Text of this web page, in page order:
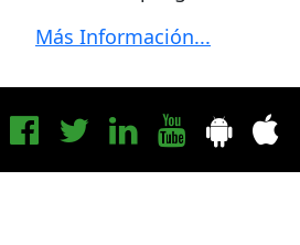
Más Información...